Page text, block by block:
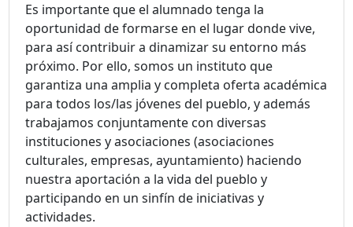
Es importante que el alumnado tenga la
oportunidad de formarse en el lugar donde vive,
para así contribuir a dinamizar su entorno más
próximo. Por ello, somos un instituto que
garantiza una amplia y completa oferta académica
para todos los/las jóvenes del pueblo, y además
trabajamos conjuntamente con diversas
instituciones y asociaciones (asociaciones
culturales, empresas, ayuntamiento) haciendo
nuestra aportación a la vida del pueblo y
participando en un sinfín de iniciativas y
actividades.